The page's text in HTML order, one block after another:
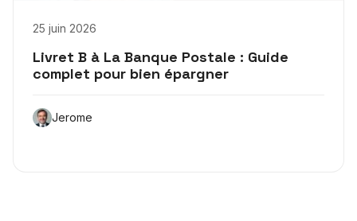
25 juin 2026
Livret B à La Banque Postale : Guide
complet pour bien épargner
Jerome